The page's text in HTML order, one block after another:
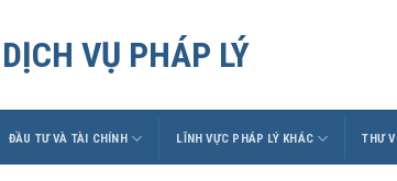
DỊCH VỤ PHÁP LÝ
ĐẦU TƯ VÀ TÀI CHÍNH LĨNH VỰC PHÁP LÝ KHÁC THƯ